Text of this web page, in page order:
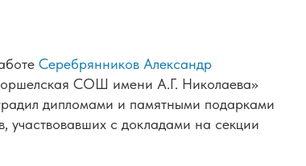
Серебрянников Александр
СОШ имени А.Г. Николаева»
дипломами и памятными подарками
с докладами на секции